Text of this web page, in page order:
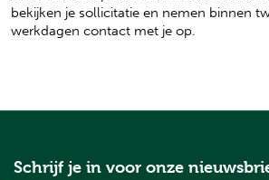
bekijken je sollicitatie en nemen binnen
werkdagen contact met je op.
Schrijf je in voor onze